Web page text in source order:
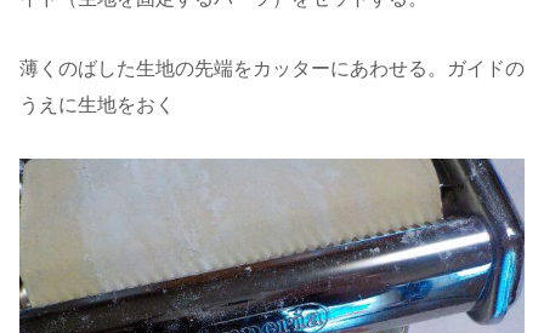
薄くのばした生地の先端をカッターにあわせる。ガイドの
うえに生地をおく